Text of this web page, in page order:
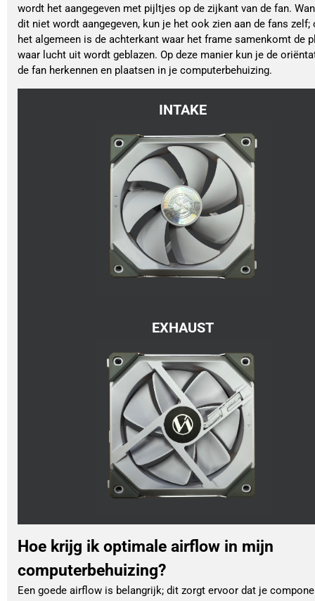
wordt het aangegeven met pijltjes op de zijkant van de fan.
dit niet wordt aangegeven, kun je het ook zien aan de fans zelf;
het algemeen is de achterkant waar het frame samenkomt de
waar lucht uit wordt geblazen. Op deze manier kun je de
de fan herkennen en plaatsen in je computerbehuizing.
INTAKE
EXHAUST
Hoe krijg ik optimale airflow in mijn
computerbehuizing?
Een goede airflow is belangrijk; dit zorgt ervoor dat je